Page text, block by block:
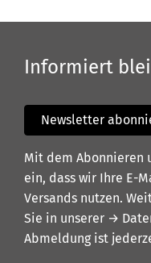
Informiert
Newsletter
Mit dem Abonnieren
ein, dass wir Ihre E-
Versands nutzen.
Sie in unserer →
Abmeldung ist